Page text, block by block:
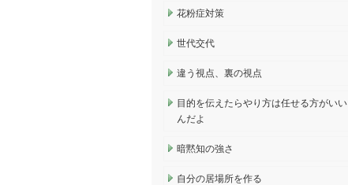
花粉症対策
世代交代
違う視点、裏の視点
目的を伝えたらやり方は任せる方がいい
んだよ
暗黙知の強さ
自分の居場所を作る